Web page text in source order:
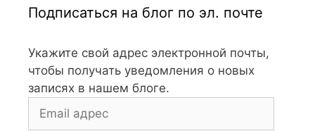
Подписаться на блог по эл. почте
Укажите свой адрес электронной почты,
чтобы получать уведомления о новых
записях в нашем блоге.
Email